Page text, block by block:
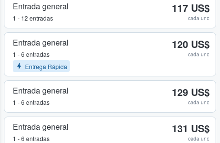
Entrada general
1 - 12 entradas
117 US$
cada uno
Entrada general
1 - 6 entradas
Entrega Rápida
120 US$
cada uno
Entrada general
1 - 6 entradas
129 US$
cada uno
Entrada general
1 - 6 entradas
131 US$
cada uno